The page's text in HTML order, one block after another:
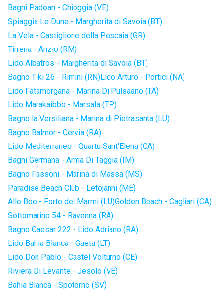
Bagni Padoan - Chioggia (VE)
Spiaggia Le Dune - Margherita di Savoia (BT)
La Vela - Castiglione della Pescaia (GR)
Tirrena - Anzio (RM)
Lido Albatros - Margherita di Savoia (BT)
Bagno Tiki 26 - Rimini (RN)Lido Arturo - Portici (NA)
Lido Fatamorgana - Marina Di Pulsaano (TA)
Lido Marakaibbo - Marsala (TP)
Bagno la Versiliana - Marina di Pietrasanta (LU)
Bagno Balmor - Cervia (RA)
Lido Mediterraneo - Quartu Sant'Elena (CA)
Bagni Germana - Arma Di Taggia (IM)
Bagno Fassoni - Marina di Massa (MS)
Paradise Beach Club - Letojanni (ME)
Alle Boe - Forte dei Marmi (LU)Golden Beach - Cagliari (CA)
Sottomarino 54 - Ravenna (RA)
Bagno Caesar 222 - Lido Adriano (RA)
Lido Bahia Blanca - Gaeta (LT)
Lido Don Pablo - Castel Volturno (CE)
Riviera Di Levante - Jesolo (VE)
Bahia Blanca - Spotorno (SV)